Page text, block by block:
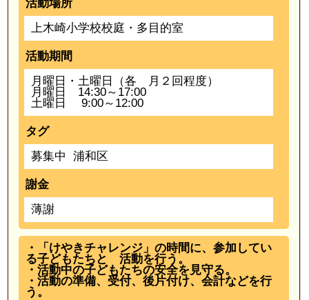
活動場所
上木崎小学校校庭・多目的室
活動期間
月曜日・土曜日（各 月２回程度）
月曜日 14:30～17:00
土曜日 9:00～12:00
タグ
募集中
浦和区
謝金
薄謝
・「けやきチャレンジ」の時間に、参加してい
る子どもたちと 活動を行う。
・活動中の子どもたちの安全を見守る。
・活動の準備、受付、後片付け、会計などを行
う。